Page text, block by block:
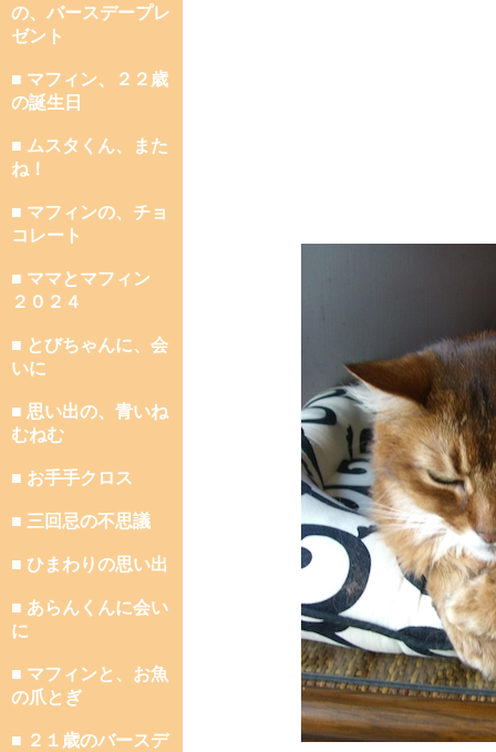
の、バースデープレ
ゼント
■ マフィン、２２歳
の誕生日
■ ムスタくん、また
ね！
■ マフィンの、チョ
コレート
■ ママとマフィン
２０２４
■ とびちゃんに、会
いに
■ 思い出の、青いね
むねむ
■ お手手クロス
■ 三回忌の不思議
■ ひまわりの思い出
■ あらんくんに会い
に
■ マフィンと、お魚
の爪とぎ
■ ２１歳のバースデ